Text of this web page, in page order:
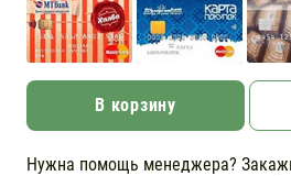
В корзину
Нужна помощь менеджера?